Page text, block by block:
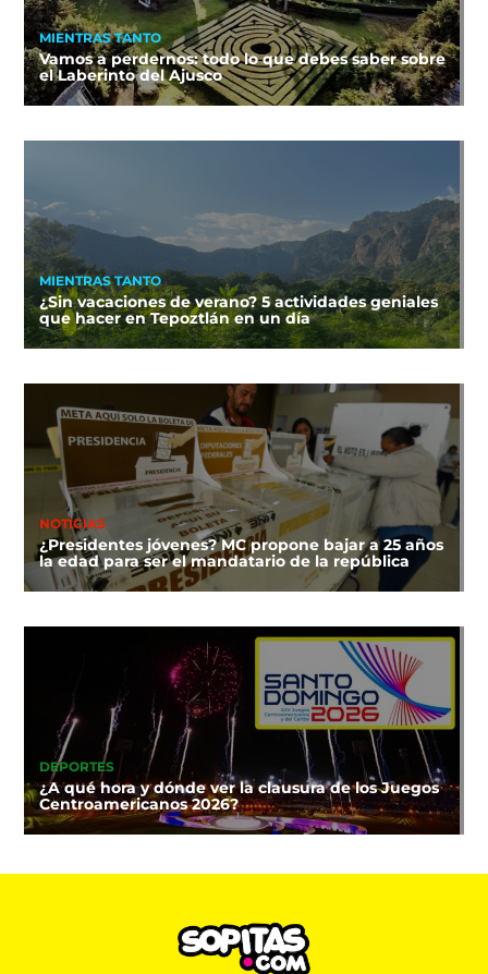
MIENTRAS TANTO
Vamos a perdernos: todo lo que debes saber sobre
el Laberinto del Ajusco
MIENTRAS TANTO
¿Sin vacaciones de verano? 5 actividades geniales
que hacer en Tepoztlán en un día
NOTICIAS
¿Presidentes jóvenes? MC propone bajar a 25 años
la edad para ser el mandatario de la república
DEPORTES
¿A qué hora y dónde ver la clausura de los Juegos
Centroamericanos 2026?